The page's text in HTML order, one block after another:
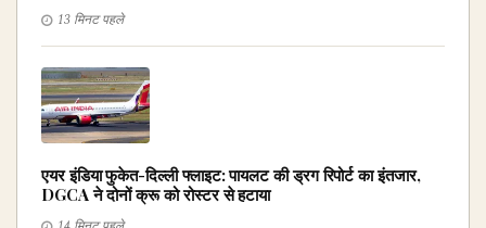
13 मिनट पहले
एयर इंडिया फुकेत-दिल्ली फ्लाइट: पायलट की ड्रग रिपोर्ट का इंतजार,
DGCA ने दोनों क्रू को रोस्टर से हटाया